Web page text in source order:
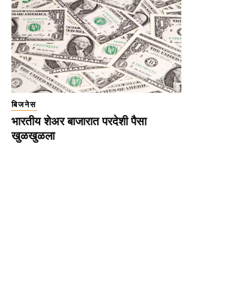
बिजनेस
भारतीय शेअर बाजारात परदेशी पैसा
खुळखुळला